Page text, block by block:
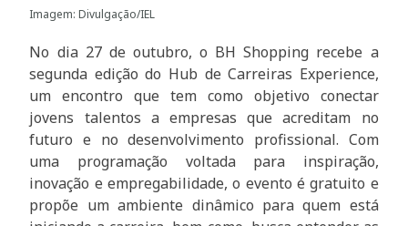
Imagem: Divulgação/IEL
No dia 27 de outubro, o BH Shopping recebe a
segunda edição do Hub de Carreiras Experience,
um encontro que tem como objetivo conectar
jovens talentos a empresas que acreditam no
futuro e no desenvolvimento profissional. Com
uma programação voltada para inspiração,
inovação e empregabilidade, o evento é gratuito e
propõe um ambiente dinâmico para quem está